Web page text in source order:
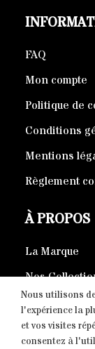
FAQ
Mon compte
Politique de
Conditions
Mentions
Règlement
À PROPOS
La Marque
Nos
Produits
Nous utilisons
l'expérience la
et vos visites
consentez à